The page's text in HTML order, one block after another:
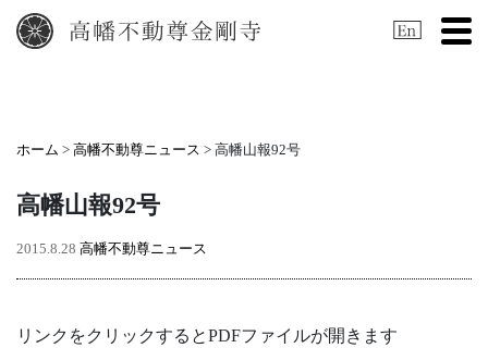
ホーム > 高幡不動尊ニュース > 高幡山報92号
高幡山報92号
2015.8.28 高幡不動尊ニュース
リンクをクリックするとPDFファイルが開きます